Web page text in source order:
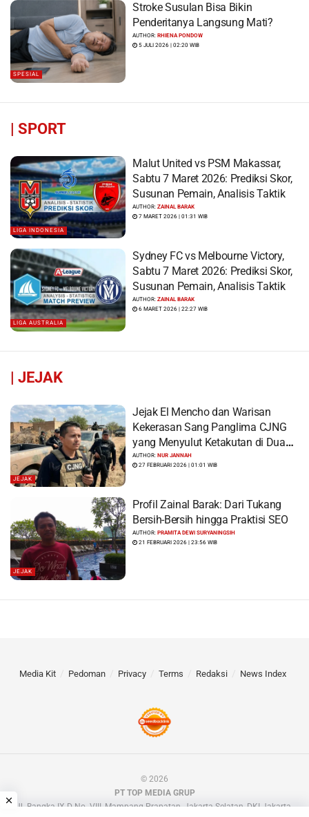
SPESIAL
Stroke Susulan Bisa Bikin
Penderitanya Langsung Mati?
AUTHOR:RHIENA PONDOW
5 JULI 2026 | 02:20 WIB
| SPORT
LIGA INDONESIA
Malut United vs PSM Makassar,
Sabtu 7 Maret 2026: Prediksi Skor,
Susunan Pemain, Analisis Taktik
AUTHOR:ZAINAL BARAK
7 MARET 2026 | 01:31 WIB
LIGA AUSTRALIA
Sydney FC vs Melbourne Victory,
Sabtu 7 Maret 2026: Prediksi Skor,
Susunan Pemain, Analisis Taktik
AUTHOR:ZAINAL BARAK
6 MARET 2026 | 22:27 WIB
| JEJAK
JEJAK
Jejak El Mencho dan Warisan
Kekerasan Sang Panglima CJNG
yang Menyulut Ketakutan di Dua
Benua
AUTHOR:NUR JANNAH
27 FEBRUARI 2026 | 01:01 WIB
JEJAK
Profil Zainal Barak: Dari Tukang
Bersih-Bersih hingga Praktisi SEO
AUTHOR:PRAMITA DEWI SURYANINGSIH
21 FEBRUARI 2026 | 23:56 WIB
Media Kit Pedoman Privacy Terms Redaksi News Index
© 2026
PT TOP MEDIA GRUP
Jl. Bangka IX D No. VIII, Mampang Prapatan, Jakarta Selatan, DKI Jakarta.